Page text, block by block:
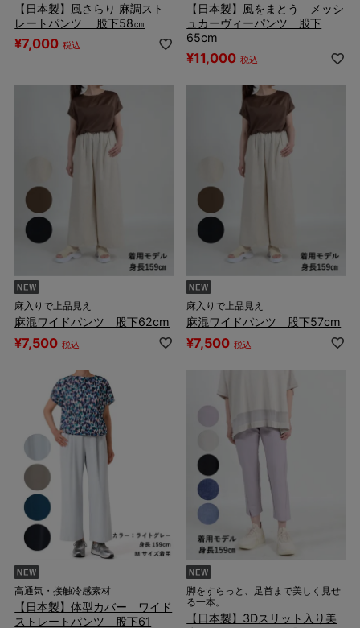
【日本製】風さらり 麻調スト
レートパンツ 股下58㎝
¥7,000 税込
【日本製】風をまとう メッシ
ュカーヴィーパンツ 股下
65cm
¥11,000 税込
麻入りで上品見え
麻混ワイドパンツ 股下62cm
¥7,500 税込
麻入りで上品見え
麻混ワイドパンツ 股下57cm
¥7,500 税込
高通気・接触冷感素材
【日本製】体型カバー ワイド
ストレートパンツ 股下61
脚をすらっと、足首まで美しく見せ
る一本。
【日本製】3Dスリット入り美